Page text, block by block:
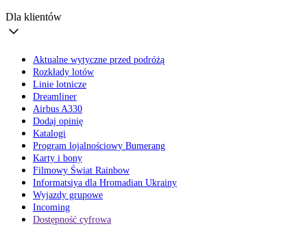
Dla klientów
Aktualne wytyczne przed podróżą
Rozkłady lotów
Linie lotnicze
Dreamliner
Airbus A330
Dodaj opinię
Katalogi
Program lojalnościowy Bumerang
Karty i bony
Filmowy Świat Rainbow
Informatsiya dla Hromadian Ukrainy
Wyjazdy grupowe
Incoming
Dostępność cyfrowa